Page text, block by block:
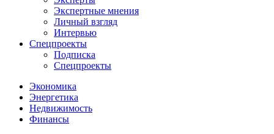
Экспертные мнения
Личный взгляд
Интервью
Спецпроекты
Подписка
Спецпроекты
Экономика
Энергетика
Недвижимость
Финансы